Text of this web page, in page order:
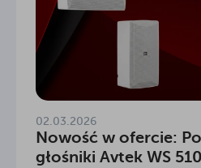
02.03.2026
Nowość w ofercie:
głośniki Avtek WS